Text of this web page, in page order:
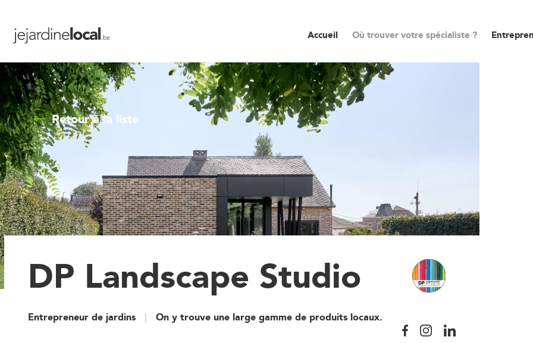
Accueil Où trouver votre spécialiste ?
Retour à la liste
DP Landscape Studio
Entrepreneur de jardins On y trouve une large gamme de produits locaux.